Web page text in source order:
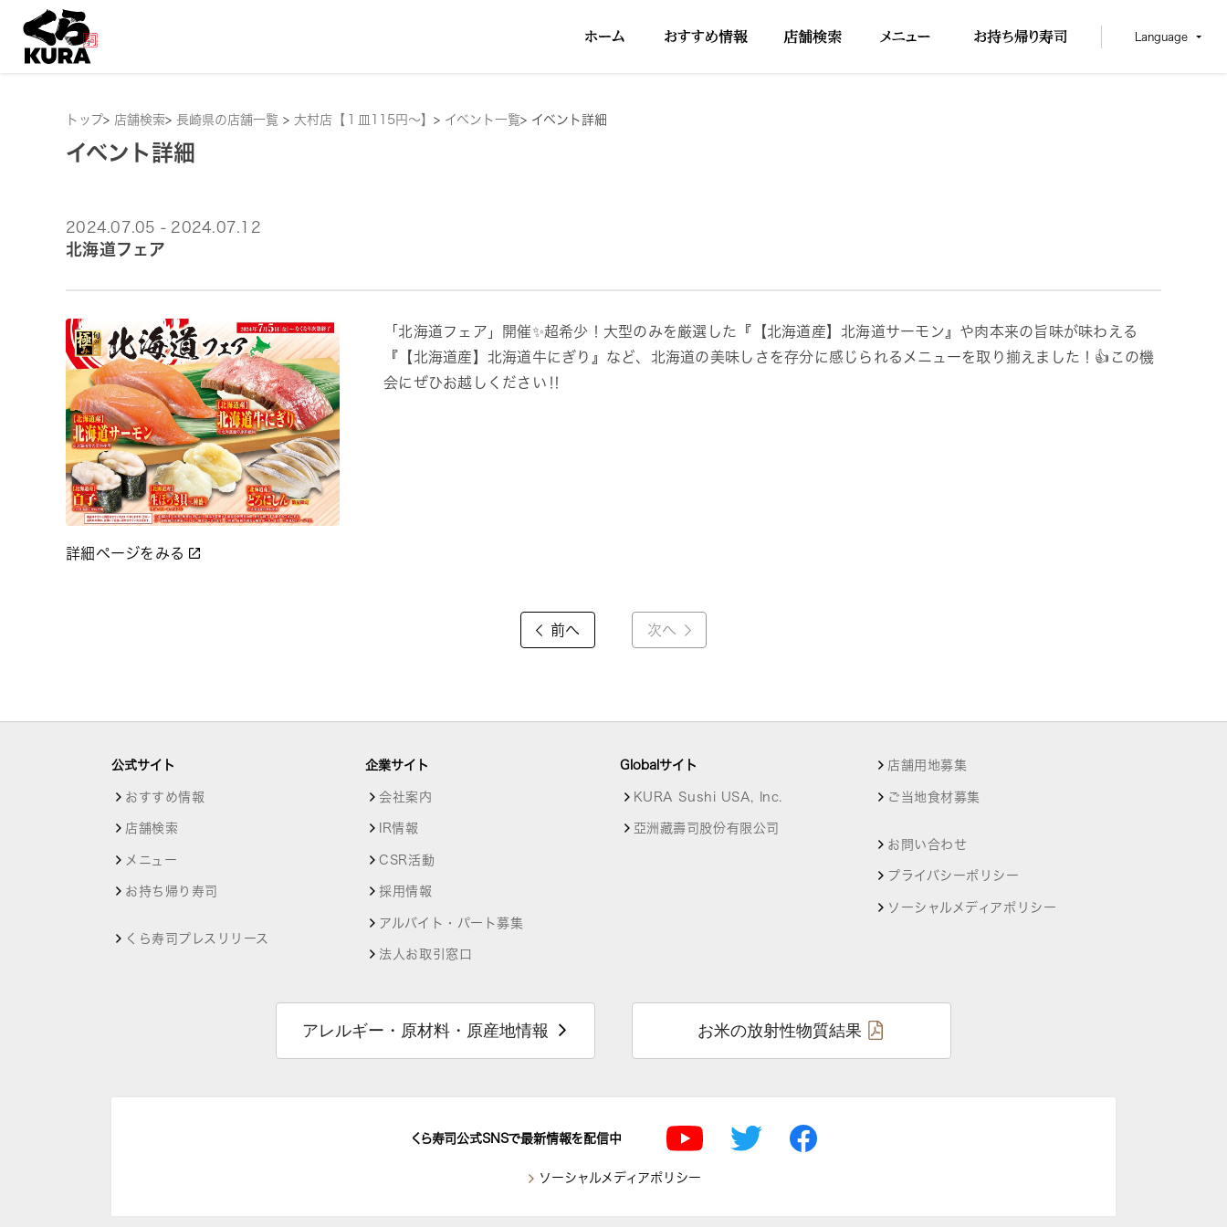
Language
トップ> 店舗検索> 長崎県の店舗一覧 > 大村店【１皿115円～】 > イベント一覧> イベント詳細
イベント詳細
2024.07.05 - 2024.07.12
北海道フェア
詳細ページをみる
「北海道フェア」開催✨超希少！大型のみを厳選した『【北海道産】北海道サーモン』や肉本来の旨味が味わえる
『【北海道産】北海道牛にぎり』など、北海道の美味しさを存分に感じられるメニューを取り揃えました！👍この機
会にぜひお越しください‼
前へ 次へ
公式サイト
おすすめ情報
店舗検索
メニュー
お持ち帰り寿司
くら寿司プレスリリース
企業サイト
会社案内
IR情報
CSR活動
採用情報
アルバイト・パート募集
法人お取引窓口
Globalサイト
KURA Sushi USA, Inc.
亞洲藏壽司股份有限公司
店舗用地募集
ご当地食材募集
お問い合わせ
プライバシーポリシー
ソーシャルメディアポリシー
アレルギー・原材料・原産地情報 お米の放射性物質結果
くら寿司公式SNSで最新情報を配信中
ソーシャルメディアポリシー